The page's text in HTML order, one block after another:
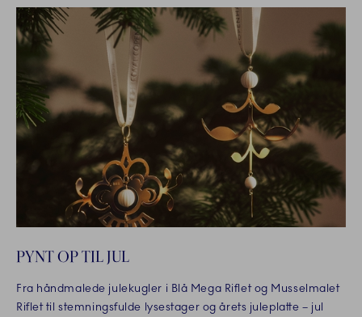
PYNT OP TIL JUL
Fra håndmalede julekugler i Blå Mega Riflet og Musselmalet
Riflet til stemningsfulde lysestager og årets juleplatte – jul